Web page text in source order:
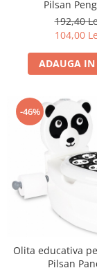
Lego Duplo
Ludicus Games
Magni
Majorette
Marionette
MemoRace
MillaMinis
Noris
Pilsan
Play Doh
Pilsan
192,40
104,00
ADAUGA IN
-46%
Olita educativa
Pilsan